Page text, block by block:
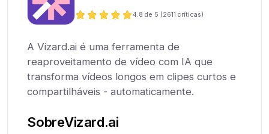
4.8 de 5 (2611 críticas)
A Vizard.ai é uma ferramenta de
reaproveitamento de vídeo com IA que
transforma vídeos longos em clipes curtos e
compartilháveis - automaticamente.
SobreVizard.ai